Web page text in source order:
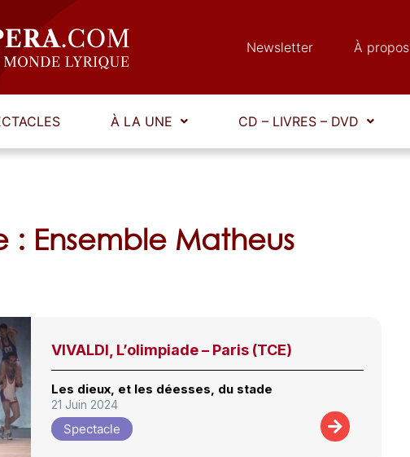
Newsletter À propos
À LA UNE CD – LIVRES – DVD
: Ensemble Matheus
VIVALDI, L’olimpiade – Paris (TCE)
Les dieux, et les déesses, du stade
21 Juin 2024
Spectacle